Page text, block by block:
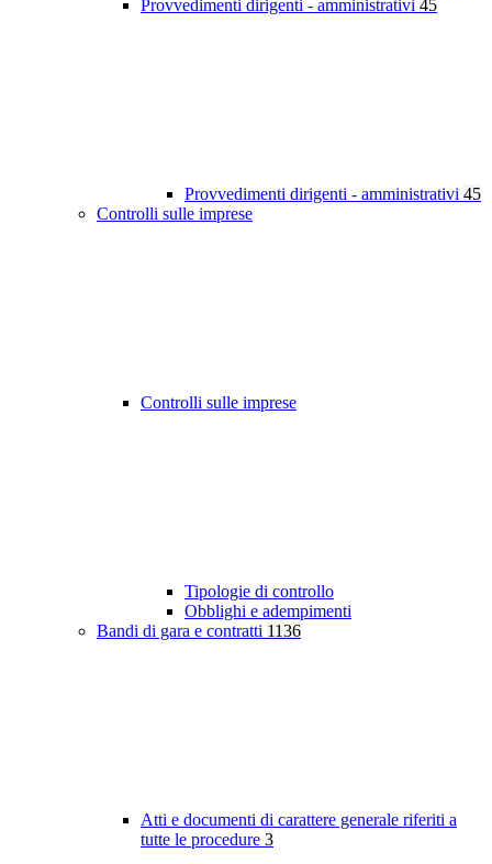
Provvedimenti dirigenti - amministrativi 45
Provvedimenti dirigenti - amministrativi 45
Controlli sulle imprese
Controlli sulle imprese
Tipologie di controllo
Obblighi e adempimenti
Bandi di gara e contratti 1136
Atti e documenti di carattere generale riferiti a
tutte le procedure 3